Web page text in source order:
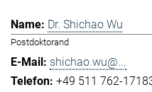
Dr. Shichao Wu
Postdoktorand
shichao.wu@...
+49 511 762-